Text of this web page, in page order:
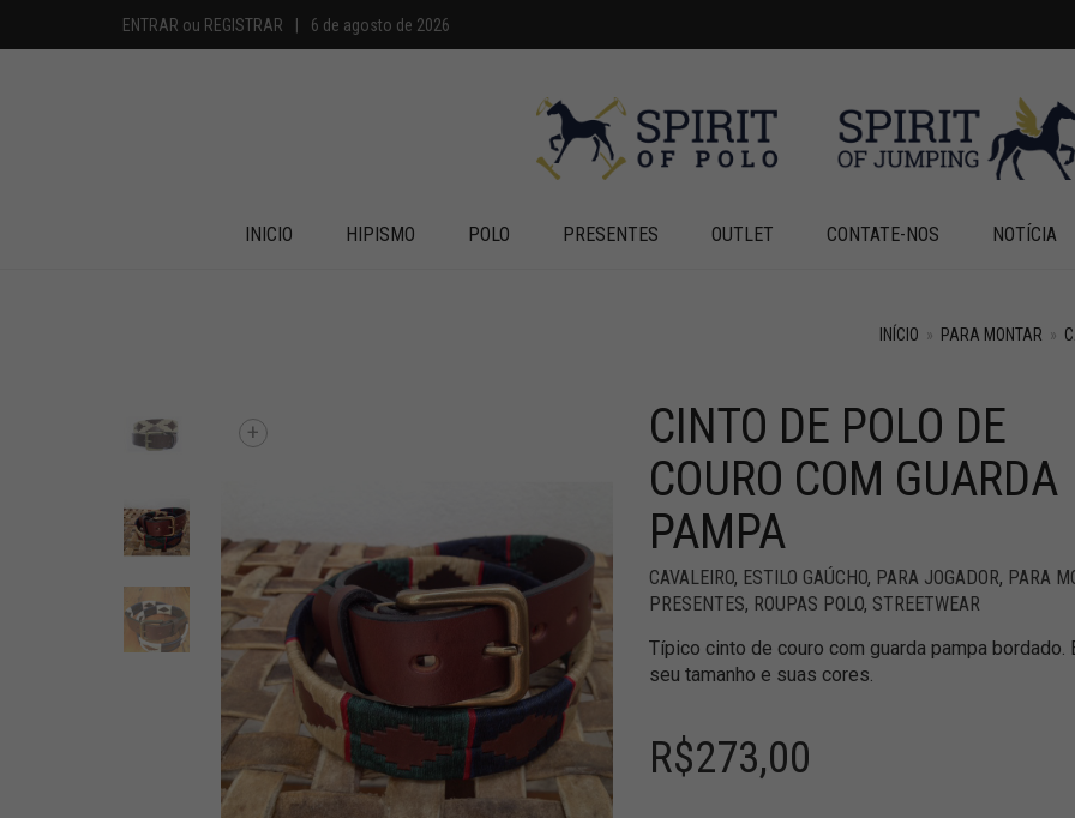
ENTRAR ou REGISTRAR | 6 de agosto de 2026
INICIO HIPISMO POLO PRESENTES OUTLET CONTATE-NOS NOTÍCIA
INÍCIO » PARA MONTAR »
+ +CINTO DE POLO DE
COURO COM GUARDA
PAMPA
CAVALEIRO, ESTILO GAÚCHO, PARA JOGADOR, PARA
PRESENTES, ROUPAS POLO, STREETWEAR
Típico cinto de couro com guarda pampa bordado.
seu tamanho e suas cores.
R$273,00